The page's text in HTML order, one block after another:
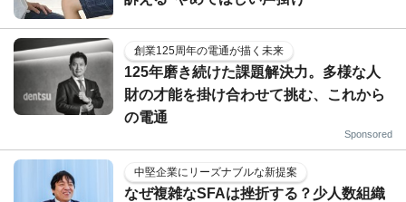
創業125周年の電通が描く未来
125年磨き続けた課題解決力。多様な人
財の才能を掛け合わせて挑む、これから
の電通
Sponsored
中堅企業にリーズナブルな新提案
なぜ複雑なSFAは挫折する？少人数組織